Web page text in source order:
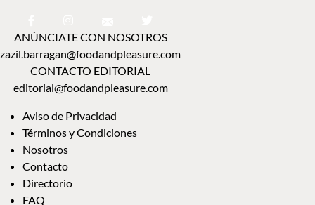
ANÚNCIATE CON NOSOTROS
zazil.barragan@foodandpleasure.com
CONTACTO EDITORIAL
editorial@foodandpleasure.com
Aviso de Privacidad
Términos y Condiciones
Nosotros
Contacto
Directorio
FAQ